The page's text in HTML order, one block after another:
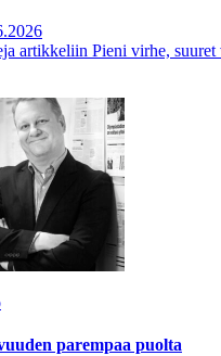
artikkeliin Pieni virhe, suuret
parempaa puolta